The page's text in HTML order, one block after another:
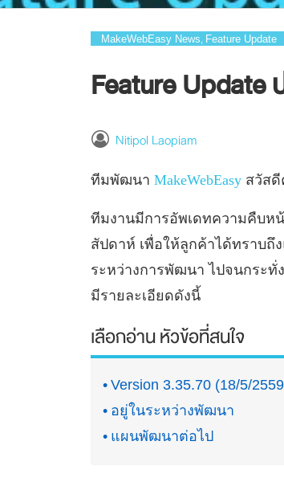
MakeWebEasy News Feature Update
Feature Update
Nitipol Laopiam
ทีมพัฒนา MakeWebEasy สวัส
ทีมงานมีการอัพเดทความคืบ
สัปดาห์ เพื่อให้ลูกค้าได้ทราบ
ระหว่างการพัฒนา ไปจนกระ
มีรายละเอียดดังนี้
เลือกอ่าน หัวข้อที่สนใจ
Version 3.35.70 (18/5/
อยู่ในระหว่างพัฒนา
แผนพัฒนาต่อไป